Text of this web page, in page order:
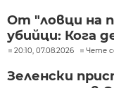
От "ловци на
убийци: Кога
20:10, 07.08.2026 Чете
Зеленски